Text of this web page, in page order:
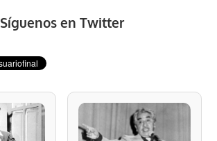
Síguenos en Twitter